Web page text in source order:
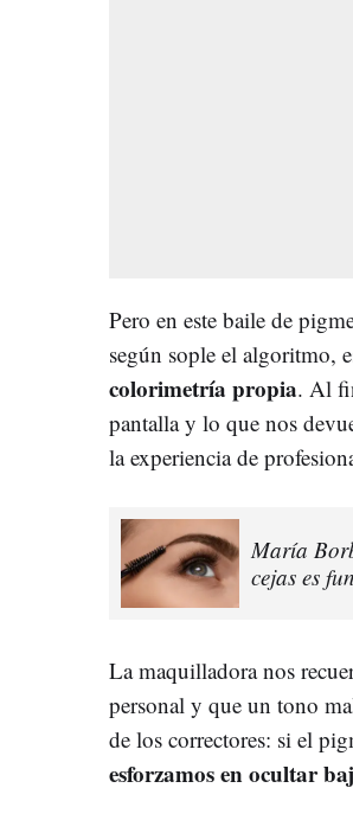
Pero en este baile de
según sople el algoritmo,
colorimetría propia. Al
pantalla y lo que nos
la experiencia de
María
cejas es
La maquilladora nos
personal y que un tono
de los correctores: si el
esforzamos en ocultar